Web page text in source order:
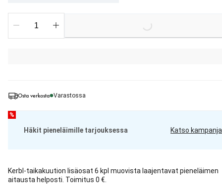
Osta verkosta Varastossa
%
Häkit pieneläimille tarjouksessa Katso kampanja
Kerbl-taikakuution lisäosat 6 kpl muovista laajentavat pieneläimen
aitausta helposti. Toimitus 0 €.